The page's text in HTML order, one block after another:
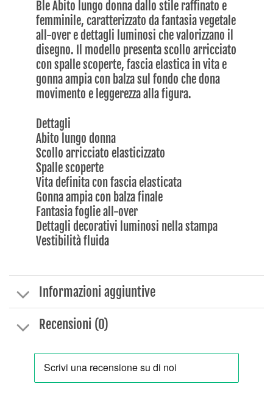
Ble Abito lungo donna dallo stile raffinato e
femminile, caratterizzato da fantasia vegetale
all-over e dettagli luminosi che valorizzano il
disegno. Il modello presenta scollo arricciato
con spalle scoperte, fascia elastica in vita e
gonna ampia con balza sul fondo che dona
movimento e leggerezza alla figura.
Dettagli
Abito lungo donna
Scollo arricciato elasticizzato
Spalle scoperte
Vita definita con fascia elasticata
Gonna ampia con balza finale
Fantasia foglie all-over
Dettagli decorativi luminosi nella stampa
Vestibilità fluida
Informazioni aggiuntive
Recensioni (0)